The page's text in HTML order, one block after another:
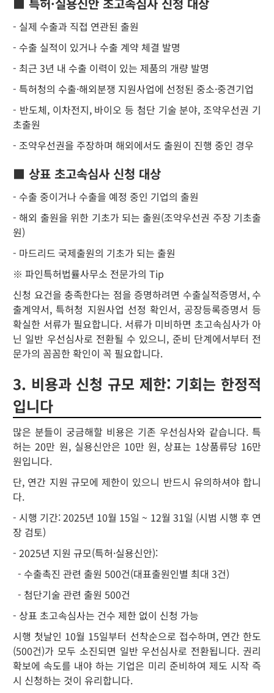
- 실제 수출과 직접 연관된 출원
- 수출 실적이 있거나 수출 계약 체결 발명
- 최근 3년 내 수출 이력이 있는 제품의 개량 발명
- 특허청의 수출·해외분쟁 지원사업에 선정된 중소·중견기업
- 반도체, 이차전지, 바이오 등 첨단 기술 분야, 조약우선권 기
초출원
- 조약우선권을 주장하며 해외에서도 출원이 진행 중인 경우
■ 상표 초고속심사 신청 대상
- 수출 중이거나 수출을 예정 중인 기업의 출원
- 해외 출원을 위한 기초가 되는 출원(조약우선권 주장 기초출
원)
- 마드리드 국제출원의 기초가 되는 출원
※ 파인특허법률사무소 전문가의 Tip
신청 요건을 충족한다는 점을 증명하려면 수출실적증명서, 수
출계약서, 특허청 지원사업 선정 확인서, 공장등록증명서 등
확실한 서류가 필요합니다. 서류가 미비하면 초고속심사가 아
닌 일반 우선심사로 전환될 수 있으니, 준비 단계에서부터 전
문가의 꼼꼼한 확인이 꼭 필요합니다.
3. 비용과 신청 규모 제한: 기회는 한정적
입니다
많은 분들이 궁금해할 비용은 기존 우선심사와 같습니다. 특
허는 20만 원, 실용신안은 10만 원, 상표는 1상품류당 16만
원입니다.
단, 연간 지원 규모에 제한이 있으니 반드시 유의하셔야 합니
다.
- 시행 기간: 2025년 10월 15일 ~ 12월 31일 (시범 시행 후 연
장 검토)
- 2025년 지원 규모(특허·실용신안):
- 수출촉진 관련 출원 500건(대표출원인별 최대 3건)
- 첨단기술 관련 출원 500건
- 상표 초고속심사는 건수 제한 없이 신청 가능
시행 첫날인 10월 15일부터 선착순으로 접수하며, 연간 한도
(500건)가 모두 소진되면 일반 우선심사로 전환됩니다. 권리
확보에 속도를 내야 하는 기업은 미리 준비하여 제도 시작 즉
시 신청하는 것이 유리합니다.